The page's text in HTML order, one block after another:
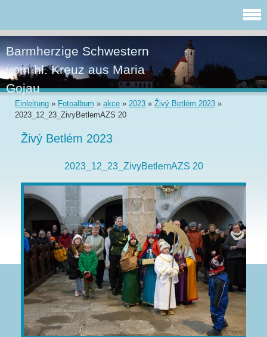
Barmherzige Schwestern
vom hl. Kreuz aus Maria
Gojau
Einleitung » Fotoalbum » akce » 2023 » Živý Betlém 2023 »
2023_12_23_ZivyBetlemAZS 20
Živý Betlém 2023
2023_12_23_ZivyBetlemAZS 20